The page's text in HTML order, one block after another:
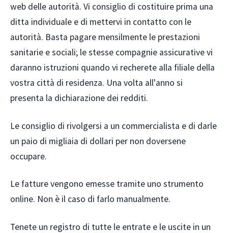
web delle autorità. Vi consiglio di costituire prima una
ditta individuale e di mettervi in contatto con le
autorità. Basta pagare mensilmente le prestazioni
sanitarie e sociali; le stesse compagnie assicurative vi
daranno istruzioni quando vi recherete alla filiale della
vostra città di residenza. Una volta all'anno si
presenta la dichiarazione dei redditi.
Le consiglio di rivolgersi a un commercialista e di darle
un paio di migliaia di dollari per non doversene
occupare.
Le fatture vengono emesse tramite uno strumento
online. Non è il caso di farlo manualmente.
Tenete un registro di tutte le entrate e le uscite in un